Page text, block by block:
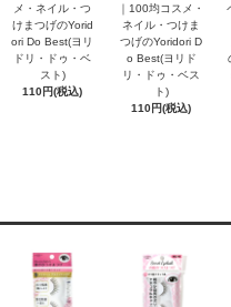
メ・ネイル・つ
けまつげのYorid
ori Do Best(ヨリ
ドリ・ドゥ・ベ
スト)
110円(税込)
｜100均コスメ・
ネイル・つけま
つげのYoridori D
o Best(ヨリド
リ・ドゥ・ベス
ト)
110円(税込)